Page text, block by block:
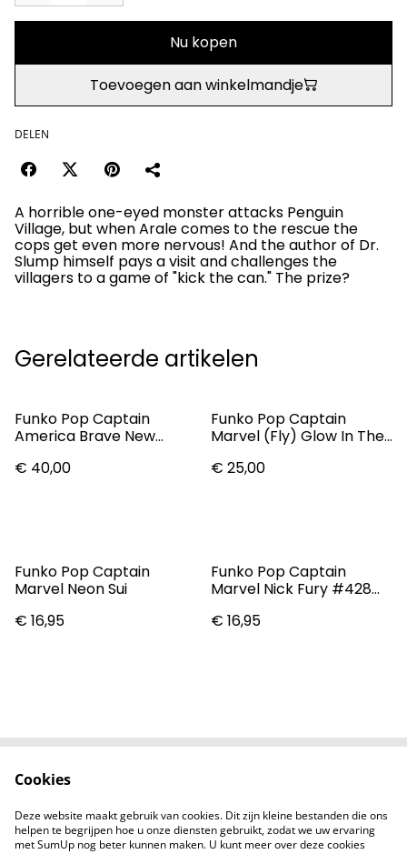
Nu kopen
Toevoegen aan winkelmandje
DELEN
A horrible one-eyed monster attacks Penguin
Village, but when Arale comes to the rescue the
cops get even more nervous! And the author of Dr.
Slump himself pays a visit and challenges the
villagers to a game of "kick the can." The prize?
Gerelateerde artikelen
Funko Pop Captain
America Brave New
€ 40,00
Funko Pop Captain
Marvel (Fly) Glow In The
€ 25,00
Funko Pop Captain
Marvel Neon Sui
€ 16,95
Funko Pop Captain
Marvel Nick Fury #428
€ 16,95
Privacybeleid
Cookiebeleid
Nieuwsberichten
Cookies
Deze website maakt gebruik van cookies. Dit zijn kleine bestanden die ons
helpen te begrijpen hoe u onze diensten gebruikt, zodat we uw ervaring
met SumUp nog beter kunnen maken. U kunt meer over deze cookies